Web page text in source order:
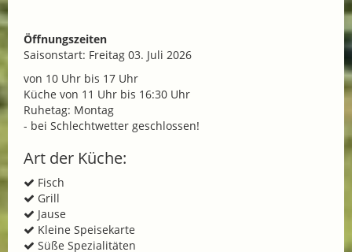
Öffnungszeiten
Saisonstart: Freitag 03. Juli 2026
von 10 Uhr bis 17 Uhr
Küche von 11 Uhr bis 16:30 Uhr
Ruhetag: Montag
- bei Schlechtwetter geschlossen!
Art der Küche:
Fisch
Grill
Jause
Kleine Speisekarte
Süße Spezialitäten